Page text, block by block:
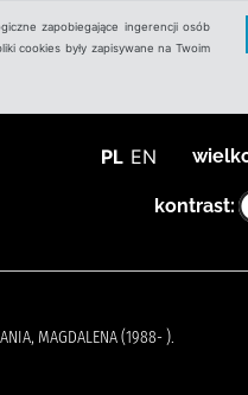
zapobiegające ingerencji osób
cookies były zapisywane na Twoim
PL EN
kontrast:
MAGDALENA (1988- ).